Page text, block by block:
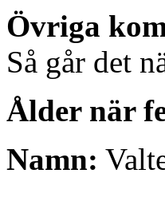
Övriga
Så går det
Ålder när
Namn: